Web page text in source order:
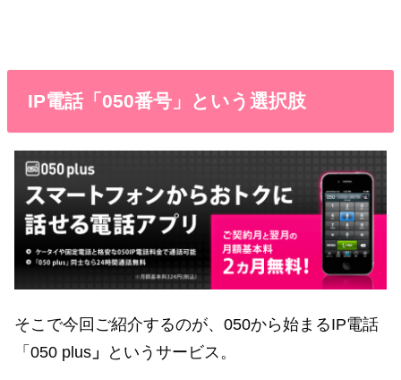
IP電話「050番号」という選択肢
そこで今回ご紹介するのが、050から始まるIP電話
「050 plus 」 というサービス。